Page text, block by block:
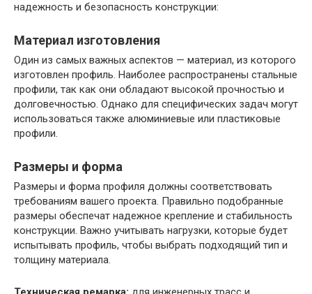
надежность и безопасность конструкции:
Материал изготовления
Один из самых важных аспектов — материал, из которого
изготовлен профиль. Наиболее распространены стальные
профили, так как они обладают высокой прочностью и
долговечностью. Однако для специфических задач могут
использоваться также алюминиевые или пластиковые
профили.
Размеры и форма
Размеры и форма профиля должны соответствовать
требованиям вашего проекта. Правильно подобранные
размеры обеспечат надежное крепление и стабильность
конструкции. Важно учитывать нагрузки, которые будет
испытывать профиль, чтобы выбрать подходящий тип и
толщину материала.